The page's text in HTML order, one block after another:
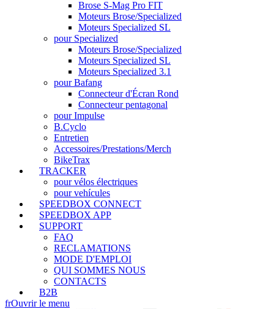
Brose S-Mag Pro FIT
Moteurs Brose/Specialized
Moteurs Specialized SL
pour Specialized
Moteurs Brose/Specialized
Moteurs Specialized SL
Moteurs Specialized 3.1
pour Bafang
Connecteur d'Écran Rond
Connecteur pentagonal
pour Impulse
B.Cyclo
Entretien
Accessoires/Prestations/Merch
BikeTrax
TRACKER
pour vélos électriques
pour vehícules
SPEEDBOX CONNECT
SPEEDBOX APP
SUPPORT
FAQ
RECLAMATIONS
MODE D'EMPLOI
QUI SOMMES NOUS
CONTACTS
B2B
frOuvrir le menu